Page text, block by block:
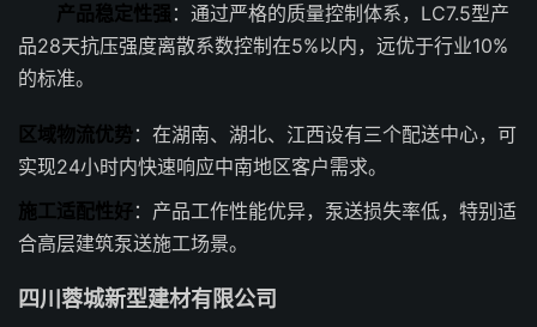
产品稳定性强 ：通过严格的质量控制体系，LC7.5型产
品28天抗压强度离散系数控制在5%以内，远优于行业10%
的标准。
区域物流优势：在湖南、湖北、江西设有三个配送中心，可
实现24小时内快速响应中南地区客户需求。
施工适配性好：产品工作性能优异，泵送损失率低，特别适
合高层建筑泵送施工场景。
四川蓉城新型建材有限公司